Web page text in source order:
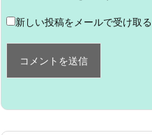
新しい投稿をメールで受け取る